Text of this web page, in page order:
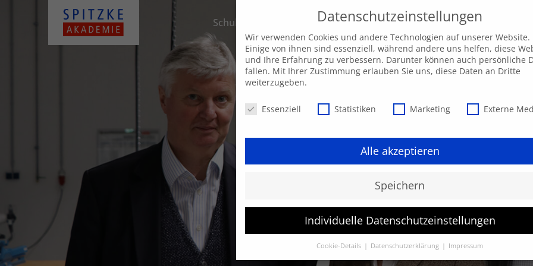
Schulungsangebot AKADEMIE Individuelle Anfrage
Datenschutzeinstellungen
Wir verwenden Cookies und andere Technologien auf unserer Website.
Einige von ihnen sind essenziell, während andere uns helfen, diese
und Ihre Erfahrung zu verbessern. Darunter können auch persönliche
fallen. Mit Ihrer Zustimmung erlauben Sie uns, diese Daten an Dritte
weiterzugeben.
Datenschutzeinstellungen
Essenziell Statistiken Marketing Externe
Alle akzeptieren
Speichern
Individuelle Datenschutzeinstellungen
Cookie-Details Datenschutzerklärung Impressum
Datenschutzeinstellungen